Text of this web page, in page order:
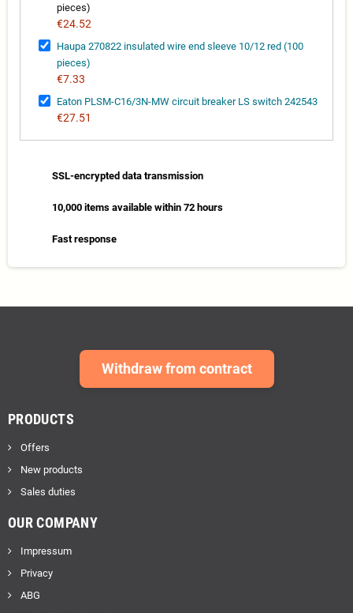
pieces)
€24.52
Haupa 270822 insulated wire end sleeve 10/12 red (100
pieces)
€7.33
Eaton PLSM-C16/3N-MW circuit breaker LS switch 242543
€27.51
SSL-encrypted data transmission
10,000 items available within 72 hours
Fast response
Withdraw from contract
PRODUCTS
Offers
New products
Sales duties
OUR COMPANY
Impressum
Privacy
ABG